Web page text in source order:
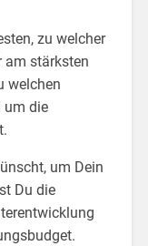
zu welcher
am stärksten
welchen
um die
um Dein
Du die